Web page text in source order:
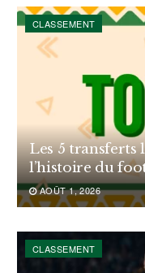
CLASSEMENT
Les 5 transferts
l’histoire du
AOÛT 1, 2026
CLASSEMENT